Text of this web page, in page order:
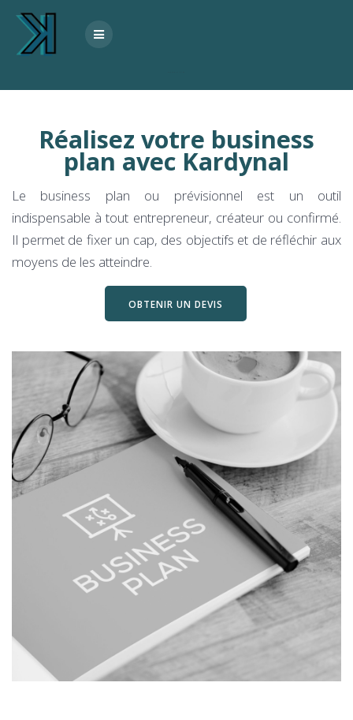
Réalisez votre business
plan avec Kardynal
Le business plan ou prévisionnel est un outil
indispensable à tout entrepreneur, créateur ou confirmé.
Il permet de fixer un cap, des objectifs et de réfléchir aux
moyens de les atteindre.
OBTENIR UN DEVIS